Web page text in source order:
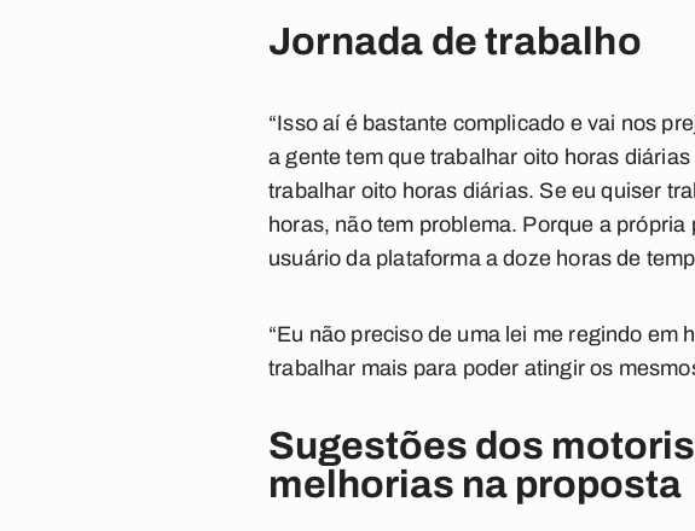
Jornada de trabalho
“Isso aí é bastante complicado e vai nos
a gente tem que trabalhar oito horas
trabalhar oito horas diárias. Se eu quiser
horas, não tem problema. Porque a
usuário da plataforma a doze horas de
“Eu não preciso de uma lei me regindo em
trabalhar mais para poder atingir os
Sugestões dos
melhorias na proposta